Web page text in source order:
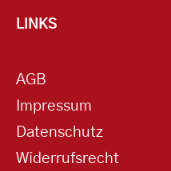
LINKS
AGB
Impressum
Datenschutz
Widerrufsrecht